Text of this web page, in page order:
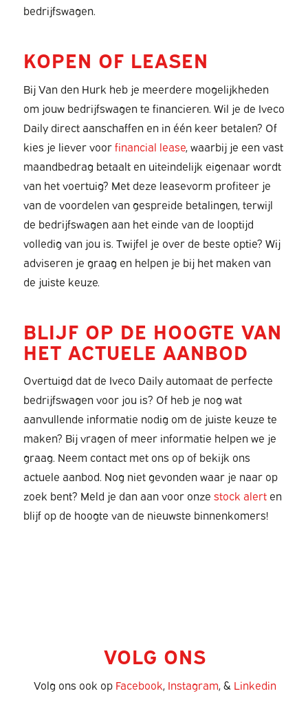
bedrijfswagen.
KOPEN OF LEASEN
Bij Van den Hurk heb je meerdere mogelijkheden
om jouw bedrijfswagen te financieren. Wil je de Iveco
Daily direct aanschaffen en in één keer betalen? Of
kies je liever voorfinancial lease, waarbij je een vast
maandbedrag betaalt en uiteindelijk eigenaar wordt
van het voertuig? Met deze leasevorm profiteer je
van de voordelen van gespreide betalingen, terwijl
de bedrijfswagen aan het einde van de looptijd
volledig van jou is. Twijfel je over de beste optie? Wij
adviseren je graag en helpen je bij het maken van
de juiste keuze.
BLIJF OP DE HOOGTE VAN
HET ACTUELE AANBOD
Overtuigd dat de Iveco Daily automaat de perfecte
bedrijfswagen voor jou is? Of heb je nog wat
aanvullende informatie nodig om de juiste keuze te
maken? Bij vragen of meer informatie helpen we je
graag. Neem contact met ons op of bekijk ons
actuele aanbod. Nog niet gevonden waar je naar op
zoek bent? Meld je dan aan voor onze stock alerten
blijf op de hoogte van de nieuwste binnenkomers!
VOLG ONS
Volg ons ook op Facebook, Instagram, & Linkedin